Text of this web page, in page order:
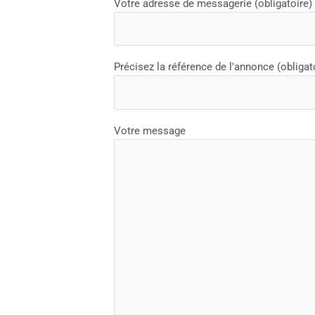
Votre adresse de messagerie (obligatoire)
Précisez la référence de l'annonce
Votre message